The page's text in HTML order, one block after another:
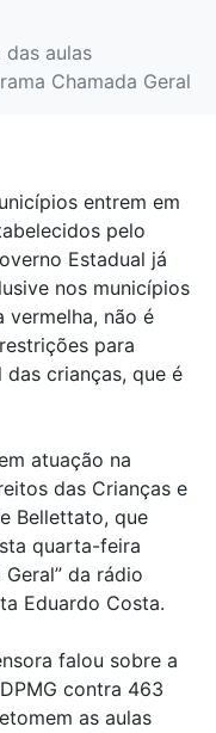
das aulas
Chamada Geral
entrem em
pelo
Estadual já
nos municípios
vermelha, não é
para
crianças, que é
atuação na
das Crianças e
Bellettato, que
quarta-feira
da rádio
Eduardo Costa.
falou sobre a
contra 463
as aulas